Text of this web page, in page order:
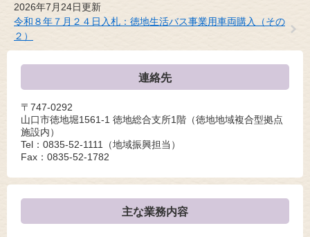
2026年7月24日更新
令和８年７月２４日入札：徳地生活バス事業用車両購入（その
２）
連絡先
〒747-0292
山口市徳地堀1561-1 徳地総合支所1階（徳地地域複合型拠点
施設内）
Tel：0835-52-1111
（地域振興担当）
Fax：0835-52-1782
主な業務内容